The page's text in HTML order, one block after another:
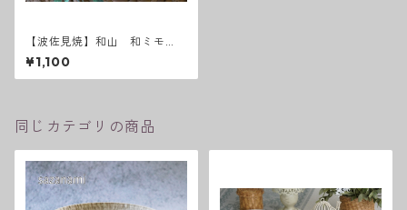
【波佐見焼】和山 和ミモ
ザ ボウルS
¥1,100
同じカテゴリの商品